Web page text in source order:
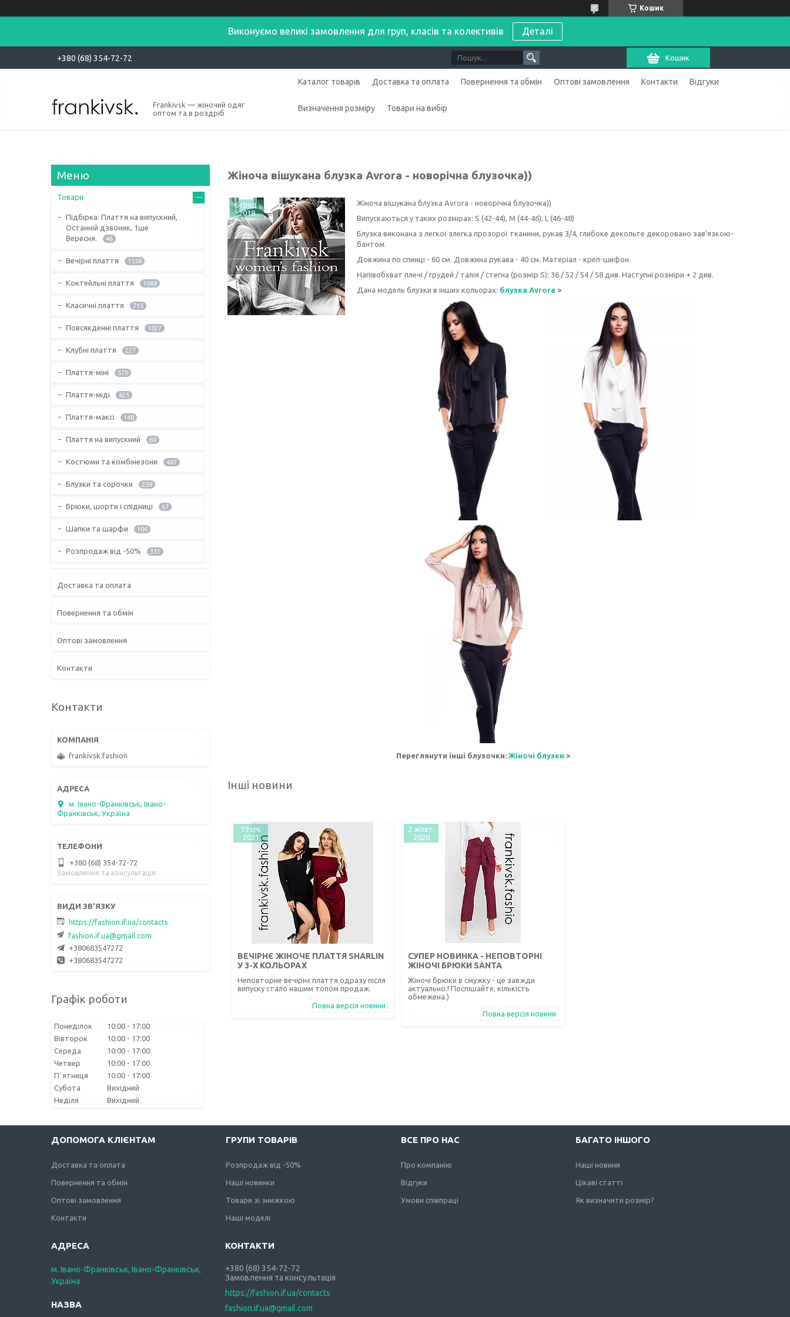
Кошик
Виконуємо великі замовлення для груп, класів та колективів Деталі
+380 (68) 354-72-72 Кошик
Frankivsk — жіночий одяг
оптом та в роздріб
Каталог товарів Доставка та оплата Повернення та обмін Оптові замовлення Контакти Відгуки
Визначення розміру Товари на вибір
Жіноча вішукана блузка Avrora - новорічна блузочка))
6 груд.
2018
Жіноча вішукана блузка Avrora - новорічна блузочка))
Випускаються у таких розмірах: S (42-44), M (44-46), L (46-48)
Блузка виконана з легкої злегка прозорої тканини, рукав 3/4, глибоке декольте декоровано зав'язкою-
бантом.
Довжина по спинці - 60 см. Довжина рукава - 40 см. Матеріал - креп-шифон.
Напівобхват плечі / грудей / талія / стегна (розмір S): 36 / 52 / 54 / 58 див. Наступні розміри + 2 див.
Дана модель блузки в інших кольорах: блузка Avrora >
Переглянути інші блузочки: Жіночі блузки >
Інші новини
19 січ.
2021
ВЕЧІРНЄ ЖІНОЧЕ ПЛАТТЯ SHARLIN
У 3-Х КОЛЬОРАХ
Неповторне вечірнє плаття одразу після
випуску стало нашим топом продаж.
Повна версія новини
2 жовт.
2020
СУПЕР НОВИНКА - НЕПОВТОРНІ
ЖІНОЧІ БРЮКИ SANTA
Жіночі брюки в смужку - це завжди
актуально.! Поспішайте, кількість
обмежена.)
Повна версія новини
Товари
Підбірка: Плаття на випускний,
Останній дзвоник, 1ше
Вересня.
46
Вечірні плаття 1558
Коктейльні плаття 1089
Класичні плаття 715
Повсякденні плаття 1027
Клубні плаття 227
Плаття-міні 570
Плаття-міді 825
Плаття-максі 148
Плаття на випускний 60
Костюми та комбінезони 467
Блузки та сорочки 259
Брюки, шорти і спідниці 67
Шапки та шарфи 106
Розпродаж від -50% 331
Доставка та оплата
Повернення та обмін
Оптові замовлення
Контакти
Контакти
frankivsk.fashion
м. Івано-Франківськ, Івано-
Франківськ, Україна
+380 (68) 354-72-72
Замовлення та консультація
https://fashion.if.ua/contacts
fashion.if.ua@gmail.com
+380683547272
+380683547272
Графік роботи
Понеділок 10:00
17:00
Вівторок
10:00
17:00
Середа
10:00
17:00
Четвер
10:00
17:00
Пʼятниця
10:00
17:00
Субота
Вихідний
Неділя
Вихідний
ДОПОМОГА КЛІЄНТАМ
Доставка та оплата
Повернення та обмін
Оптові замовлення
Контакти
ГРУПИ ТОВАРІВ
Розпродаж від -50%
Наші новинки
Товари зі знижкою
Наші моделі
ВСЕ ПРО НАС
Про компанію
Відгуки
Умови співпраці
БАГАТО ІНШОГО
Наші новини
Цікаві статті
Як визначити розмір?
м. Івано-Франківськ, Івано-Франківськ,
Україна
+380 (68) 354-72-72
Замовлення та консультація
https://fashion.if.ua/contacts
fashion.if.ua@gmail.com